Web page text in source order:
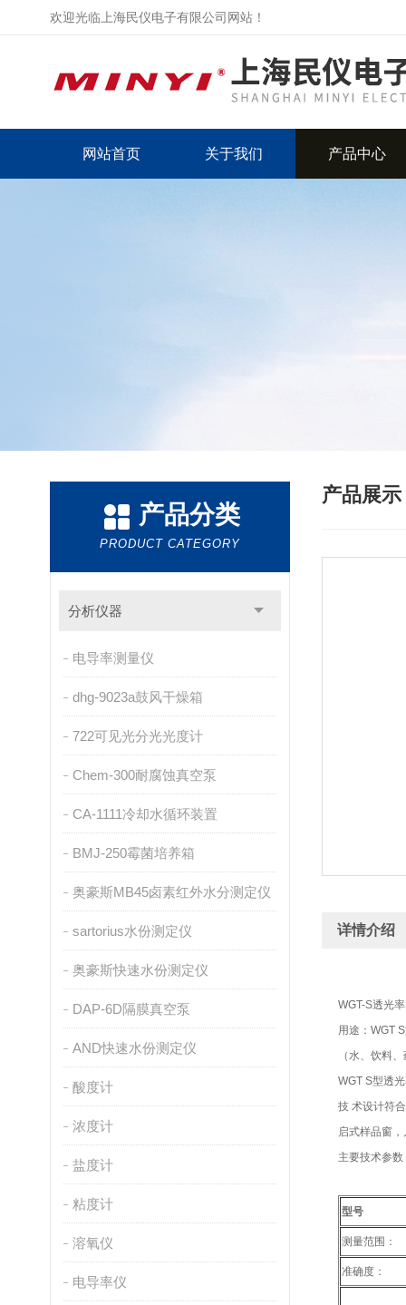
欢迎光临上海民仪电子有限公司网站！
网站首页 关于我们 产品中心
产品分类
PRODUCT CATEGORY
分析仪器
电导率测量仪
dhg-9023a鼓风干燥箱
722可见光分光光度计
Chem-300耐腐蚀真空泵
CA-1111冷却水循环装置
BMJ-250霉菌培养箱
奥豪斯MB45卤素红外水分测定仪
sartorius水份测定仪
奥豪斯快速水份测定仪
DAP-6D隔膜真空泵
AND快速水份测定仪
酸度计
浓度计
盐度计
粘度计
溶氧仪
电导率仪
产品展示
详情介绍
WGT-S透光
用途：WGT
（水、饮料
WGT S型透
技 术设计符
启式样品窗
主要技术参数
型号
测量范围：
准确度：